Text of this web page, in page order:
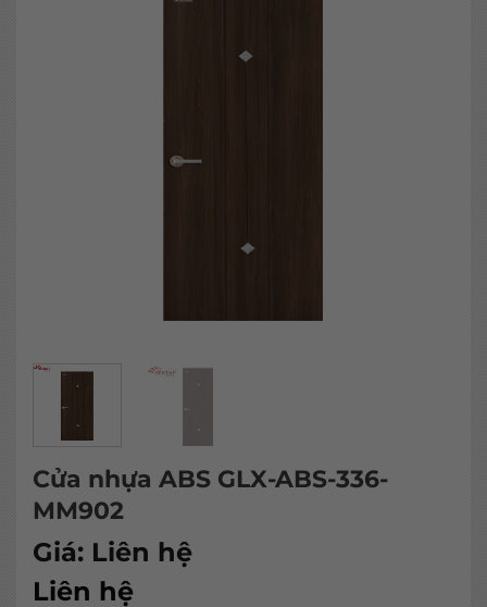
Cửa nhựa ABS GLX-ABS-336-
MM902
Giá: Liên hệ
Liên hệ